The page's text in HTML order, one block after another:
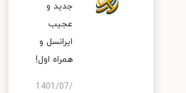
جدید و
عجیب
ایرانسل و
همراه اول!
1401/07/